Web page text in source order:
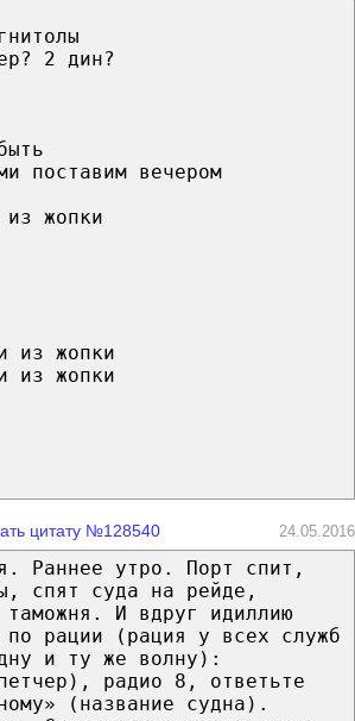
2 дин?
поставим вечером
жопки
из жопки
из жопки
цитату №128540 24.05.2016
Раннее утро. Порт спит,
спят суда на рейде,
таможня. И вдруг идиллию
по рации (рация у всех служб
и ту же волну):
радио 8, ответьте
(название судна).